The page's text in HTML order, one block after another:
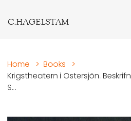
C.HAGELSTAM
Home > Books
>
Krigstheatern i Östersjön.
S...